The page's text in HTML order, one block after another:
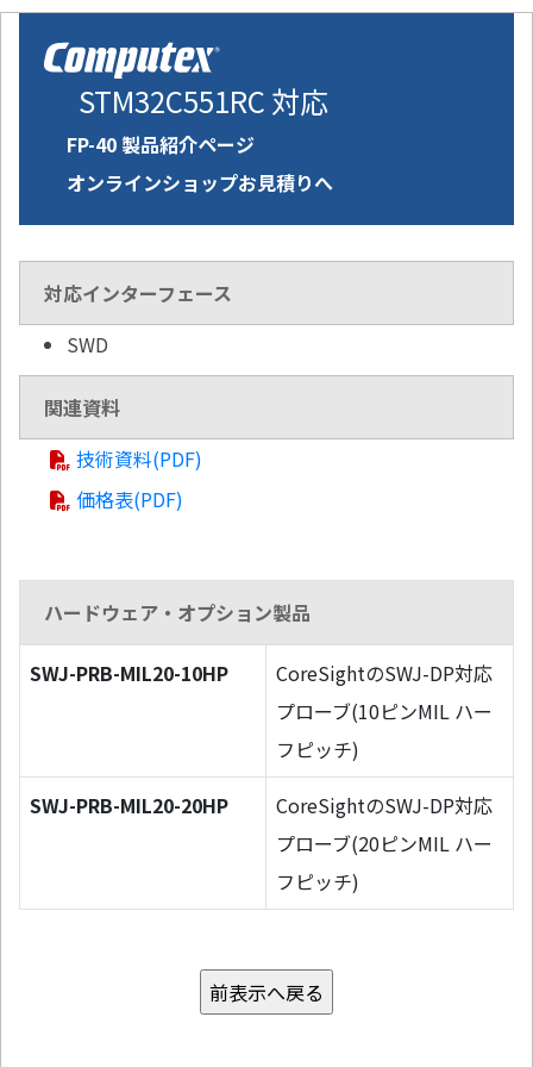
STM32C551RC 対応
FP-40 製品紹介ページ
オンラインショップお見積りへ
対応インターフェース
SWD
関連資料
技術資料(PDF)
価格表(PDF)
ハードウェア・オプション製品
SWJ-PRB-MIL20-10HP
CoreSightのSWJ-DP対応
プローブ(10ピンMIL ハー
フピッチ)
SWJ-PRB-MIL20-20HP
CoreSightのSWJ-DP対応
プローブ(20ピンMIL ハー
フピッチ)